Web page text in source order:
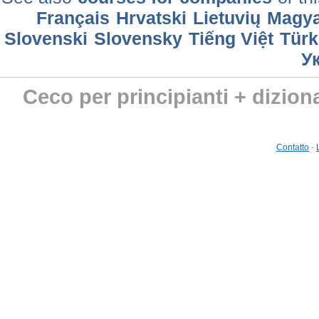
Français Hrvatski Lietuvių
Slovenski Slovensky Tiếng Việt
Ceco per principianti +
Contatto -